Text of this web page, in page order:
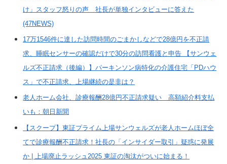
け」スタッフ怒りの声 社長が単独インタビューに答えた
(47NEWS)
17万1546件に達した訪問時間のごまかしなどで28億円を不正請
求、睡眠センサーの確認だけで30分の訪問看護と申告 【サンウェ
ルズ不正請求（後編）】パーキンソン病特化の介護住宅「PDハウ
ス」で不正請求、上場継続の是非は？
老人ホーム会社、診療報酬28億円不正請求疑い 高額紹介料支払
いも：朝日新聞
【スクープ】東証プライム上場サンウェルズが老人ホームほぼ全
てで診療報酬不正請求！社長の「インサイダー取引」疑惑に発展
か | 上場廃止ラッシュ2025 東証の淘汰がついに始まる！